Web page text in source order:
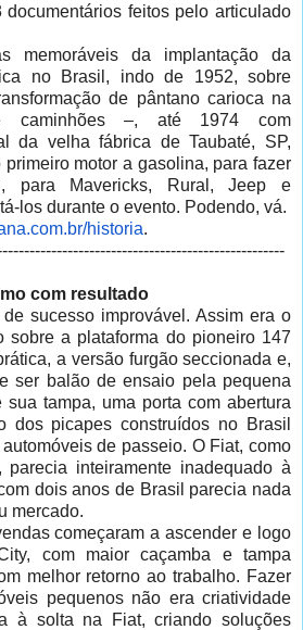
feitos pelo articulado
memoráveis da implantação da
no Brasil, indo de 1952, sobre
de pântano carioca na
caminhões –, até 1974 com
da velha fábrica de Taubaté, SP,
motor a gasolina, para fazer
para Mavericks, Rural, Jeep e
los durante o evento. Podendo, vá.
historia.
com resultado
sucesso improvável. Assim era o
sobre a plataforma do pioneiro 147
a versão furgão seccionada e,
ser balão de ensaio pela pequena
sua tampa, uma porta com abertura
dos picapes construídos no Brasil
de passeio. O Fiat, como
parecia inteiramente inadequado à
dois anos de Brasil parecia nada
mercado.
começaram a ascender e logo
com maior caçamba e tampa
melhor retorno ao trabalho. Fazer
pequenos não era criatividade
à solta na Fiat, criando soluções